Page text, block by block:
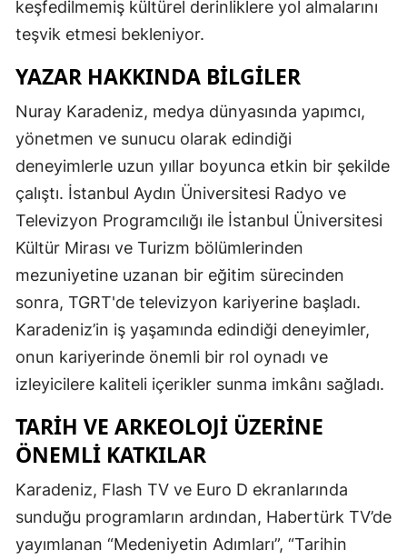
keşfedilmemiş kültürel derinliklere yol almalarını
teşvik etmesi bekleniyor.
YAZAR HAKKINDA BILGILER
Nuray Karadeniz, medya dünyasında yapımcı,
yönetmen ve sunucu olarak edindiği
deneyimlerle uzun yıllar boyunca etkin bir şekilde
çalıştı. İstanbul Aydın Üniversitesi Radyo ve
Televizyon Programcılığı ile İstanbul Üniversitesi
Kültür Mirası ve Turizm bölümlerinden
mezuniyetine uzanan bir eğitim sürecinden
sonra, TGRT'de televizyon kariyerine başladı.
Karadeniz’in iş yaşamında edindiği deneyimler,
onun kariyerinde önemli bir rol oynadı ve
izleyicilere kaliteli içerikler sunma imkânı sağladı.
TARIH VE ARKEOLOJI ÜZERINE
ÖNEMLI KATKILAR
Karadeniz, Flash TV ve Euro D ekranlarında
sunduğu programların ardından, Habertürk TV’de
yayımlanan “Medeniyetin Adımları”, “Tarihin